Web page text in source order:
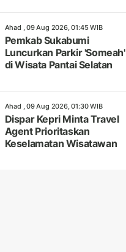
Ahad , 09 Aug 2026, 01:45 WIB
Pemkab Sukabumi
Luncurkan Parkir 'Someah'
di Wisata Pantai Selatan
Ahad , 09 Aug 2026, 01:30 WIB
Dispar Kepri Minta Travel
Agent Prioritaskan
Keselamatan Wisatawan